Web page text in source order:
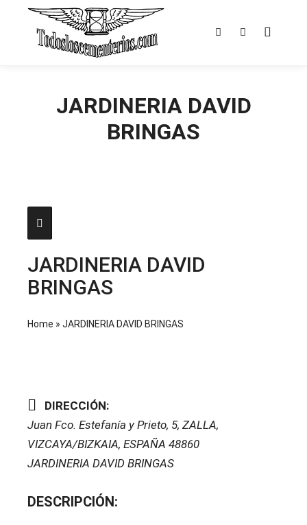
JARDINERIA DAVID
BRINGAS
JARDINERIA DAVID
BRINGAS
Home » JARDINERIA DAVID BRINGAS
DIRECCIÓN:
Juan Fco. Estefanía y Prieto, 5, ZALLA,
VIZCAYA/BIZKAIA, ESPAÑA 48860
JARDINERIA DAVID BRINGAS
DESCRIPCIÓN: